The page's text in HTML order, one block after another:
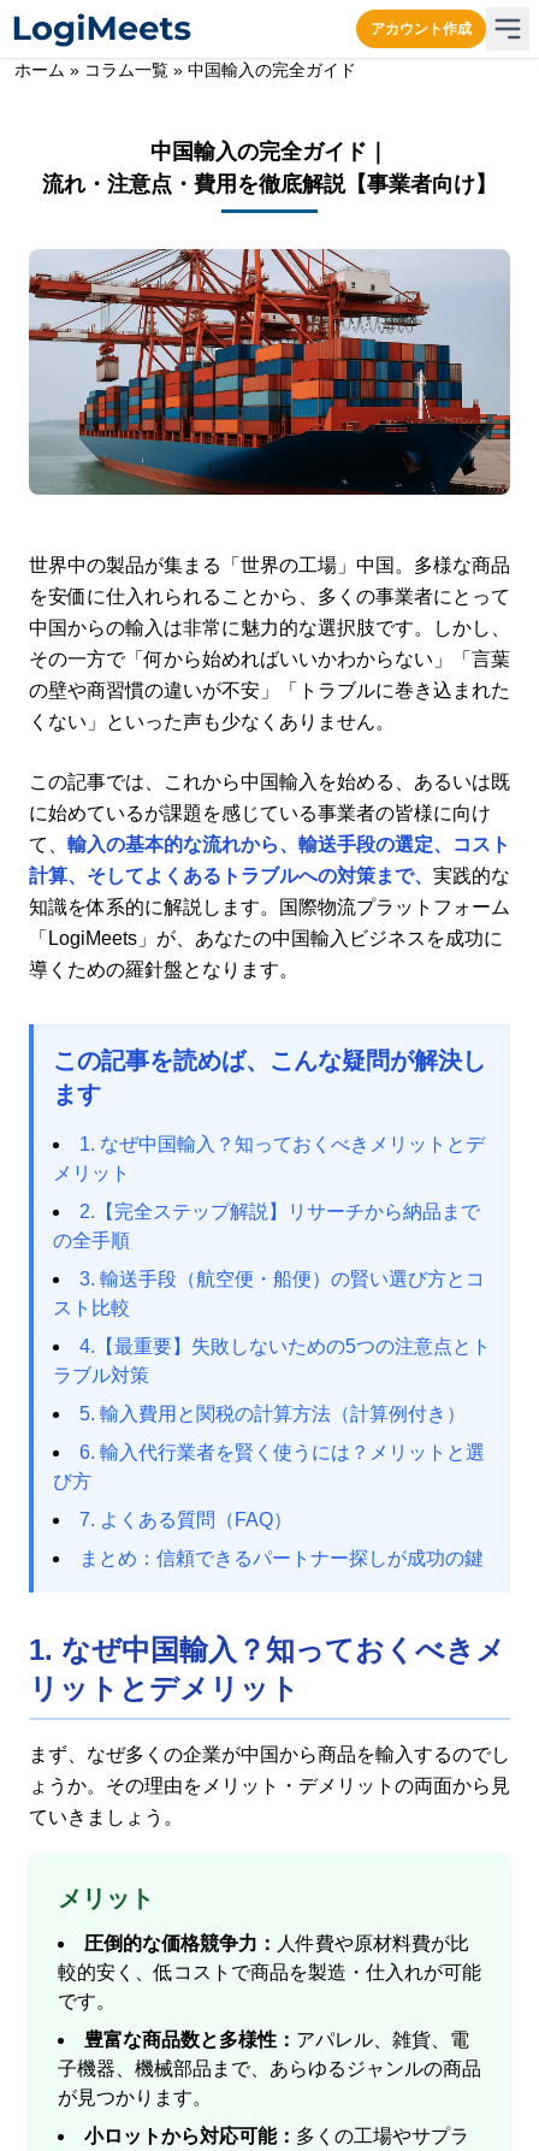
アカウント作成
ホーム » コラム一覧 » 中国輸入の完全ガイド
中国輸入の完全ガイド｜
流れ・注意点・費用を徹底解説【事業者向け】
世界中の製品が集まる「世界の工場」中国。多様な商品
を安価に仕入れられることから、多くの事業者にとって
中国からの輸入は非常に魅力的な選択肢です。しかし、
その一方で「何から始めればいいかわからない」「言葉
の壁や商習慣の違いが不安」「トラブルに巻き込まれた
くない」といった声も少なくありません。
この記事では、これから中国輸入を始める、あるいは既
に始めているが課題を感じている事業者の皆様に向け
て、 輸入の基本的な流れから、輸送手段の選定、コスト
計算、そしてよくあるトラブルへの対策まで、 実践的な
知識を体系的に解説します。国際物流プラットフォーム
「LogiMeets」が、あなたの中国輸入ビジネスを成功に
導くための羅針盤となります。
この記事を読めば、こんな疑問が解決し
ます
1. なぜ中国輸入？知っておくべきメリットとデ
メリット
2.【完全ステップ解説】リサーチから納品まで
の全手順
3. 輸送手段（航空便・船便）の賢い選び方とコ
スト比較
4.【最重要】失敗しないための5つの注意点とト
ラブル対策
5. 輸入費用と関税の計算方法（計算例付き）
6. 輸入代行業者を賢く使うには？メリットと選
び方
7. よくある質問（FAQ）
まとめ：信頼できるパートナー探しが成功の鍵
1. なぜ中国輸入？知っておくべきメ
リットとデメリット
まず、なぜ多くの企業が中国から商品を輸入するのでし
ょうか。その理由をメリット・デメリットの両面から見
ていきましょう。
メリット
圧倒的な価格競争力： 人件費や原材料費が比
較的安く、低コストで商品を製造・仕入れが可能
です。
豊富な商品数と多様性： アパレル、雑貨、電
子機器、機械部品まで、あらゆるジャンルの商品
が見つかります。
小ロットから対応可能： 多くの工場やサプラ